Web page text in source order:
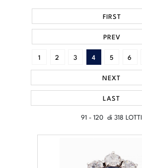
91 - 120 di 318 LOTTI
FIRST
PREV
1 2 3 4 5 6
NEXT
LAST